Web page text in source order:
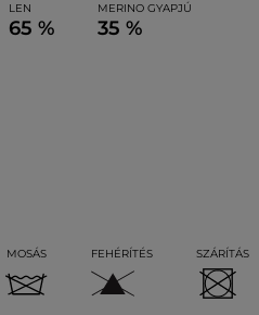
LEN
65 %
MERINO GYAPJÚ
35 %
MOSÁS FEHÉRÍTÉS SZÁRÍTÁS